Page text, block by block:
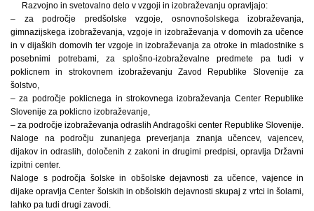
Razvojno in svetovalno delo v vzgoji in izobraževanju opravljajo:
– za področje predšolske vzgoje, osnovnošolskega izobraževanja,
gimnazijskega izobraževanja, vzgoje in izobraževanja v domovih za učence
in v dijaških domovih ter vzgoje in izobraževanja za otroke in mladostnike s
posebnimi potrebami, za splošno-izobraževalne predmete pa tudi v
poklicnem in strokovnem izobraževanju Zavod Republike Slovenije za
šolstvo,
– za področje poklicnega in strokovnega izobraževanja Center Republike
Slovenije za poklicno izobraževanje,
– za področje izobraževanja odraslih Andragoški center Republike Slovenije.
Naloge na področju zunanjega preverjanja znanja učencev, vajencev,
dijakov in odraslih, določenih z zakoni in drugimi predpisi, opravlja Državni
izpitni center.
Naloge s področja šolske in obšolske dejavnosti za učence, vajence in
dijake opravlja Center šolskih in obšolskih dejavnosti skupaj z vrtci in šolami,
lahko pa tudi drugi zavodi.